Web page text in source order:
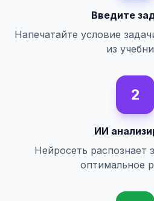
Введите
Напечатайте условие
из
2
ИИ
Нейросеть распознает
оптимальное